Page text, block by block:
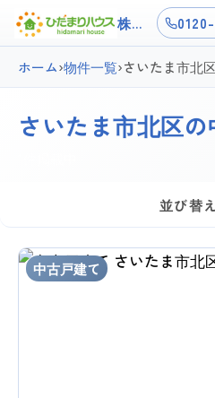
株式会社ひだまりハウス上尾店
ホーム›物件一覧›さいたま市北
さいたま市北区
並び替え
中古戸建て